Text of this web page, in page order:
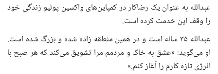
عبدالله به عنوان یک رضاکار در کمپاین‌های واکسین پولیو زندگی خود
را وقف این خدمت کرده است.
عبدالله ۳۵ ساله است و در همین منطقه زاده شده و بزرگ شده است.
او می‌گوید: «عشق به خاک و مردمم مرا تشویق می‌کند که هر صبح با
انرژی تازه کارم را آغاز کنم.»